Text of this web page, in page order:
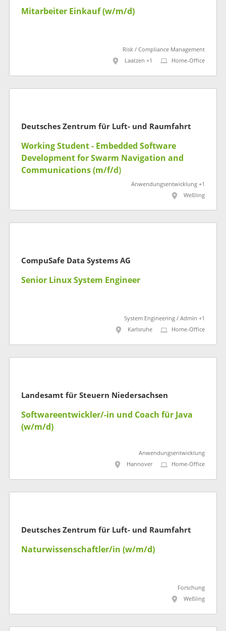
Mitarbeiter Einkauf (w/m/d)
Risk / Compliance Management
Laatzen +1
Home-Office
Deutsches Zentrum für Luft- und Raumfahrt
Working Student - Embedded Software
Development for Swarm Navigation and
Communications (m/f/d)
Anwendungsentwicklung +1
Weßling
CompuSafe Data Systems AG
Senior Linux System Engineer
System Engineering / Admin +1
Karlsruhe
Home-Office
Landesamt für Steuern Niedersachsen
Softwareentwickler/-in und Coach für Java
(w/m/d)
Anwendungsentwicklung
Hannover
Home-Office
Deutsches Zentrum für Luft- und Raumfahrt
Naturwissenschaftler/in (w/m/d)
Forschung
Weßling